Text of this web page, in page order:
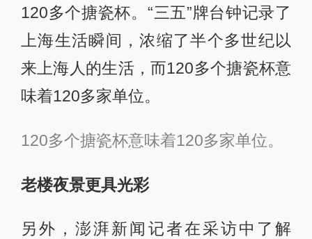
120多个搪瓷杯。“三五”牌台钟记录了
上海生活瞬间，浓缩了半个多世纪以
来上海人的生活，而120多个搪瓷杯意
味着120多家单位。
120多个搪瓷杯意味着120多家单位。
老楼夜景更具光彩
另外，澎湃新闻记者在采访中了解